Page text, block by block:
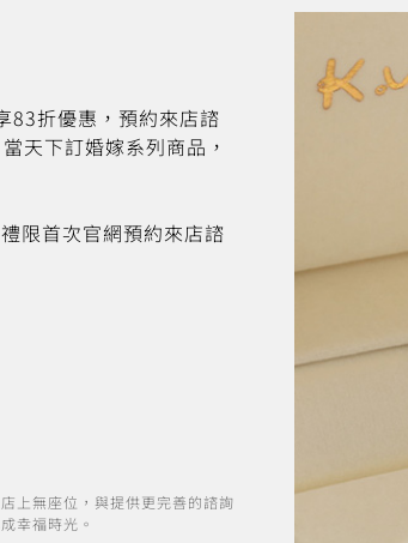
折優惠，預約來店諮
天下訂婚嫁系列商品，
限首次官網預約來店諮
上無座位，與提供更完善的諮詢
幸福時光。